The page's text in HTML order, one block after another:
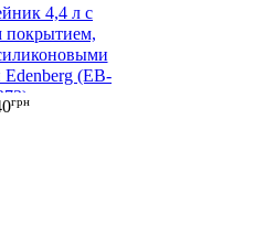
4,4 л с
покрытием,
(EB-
грн